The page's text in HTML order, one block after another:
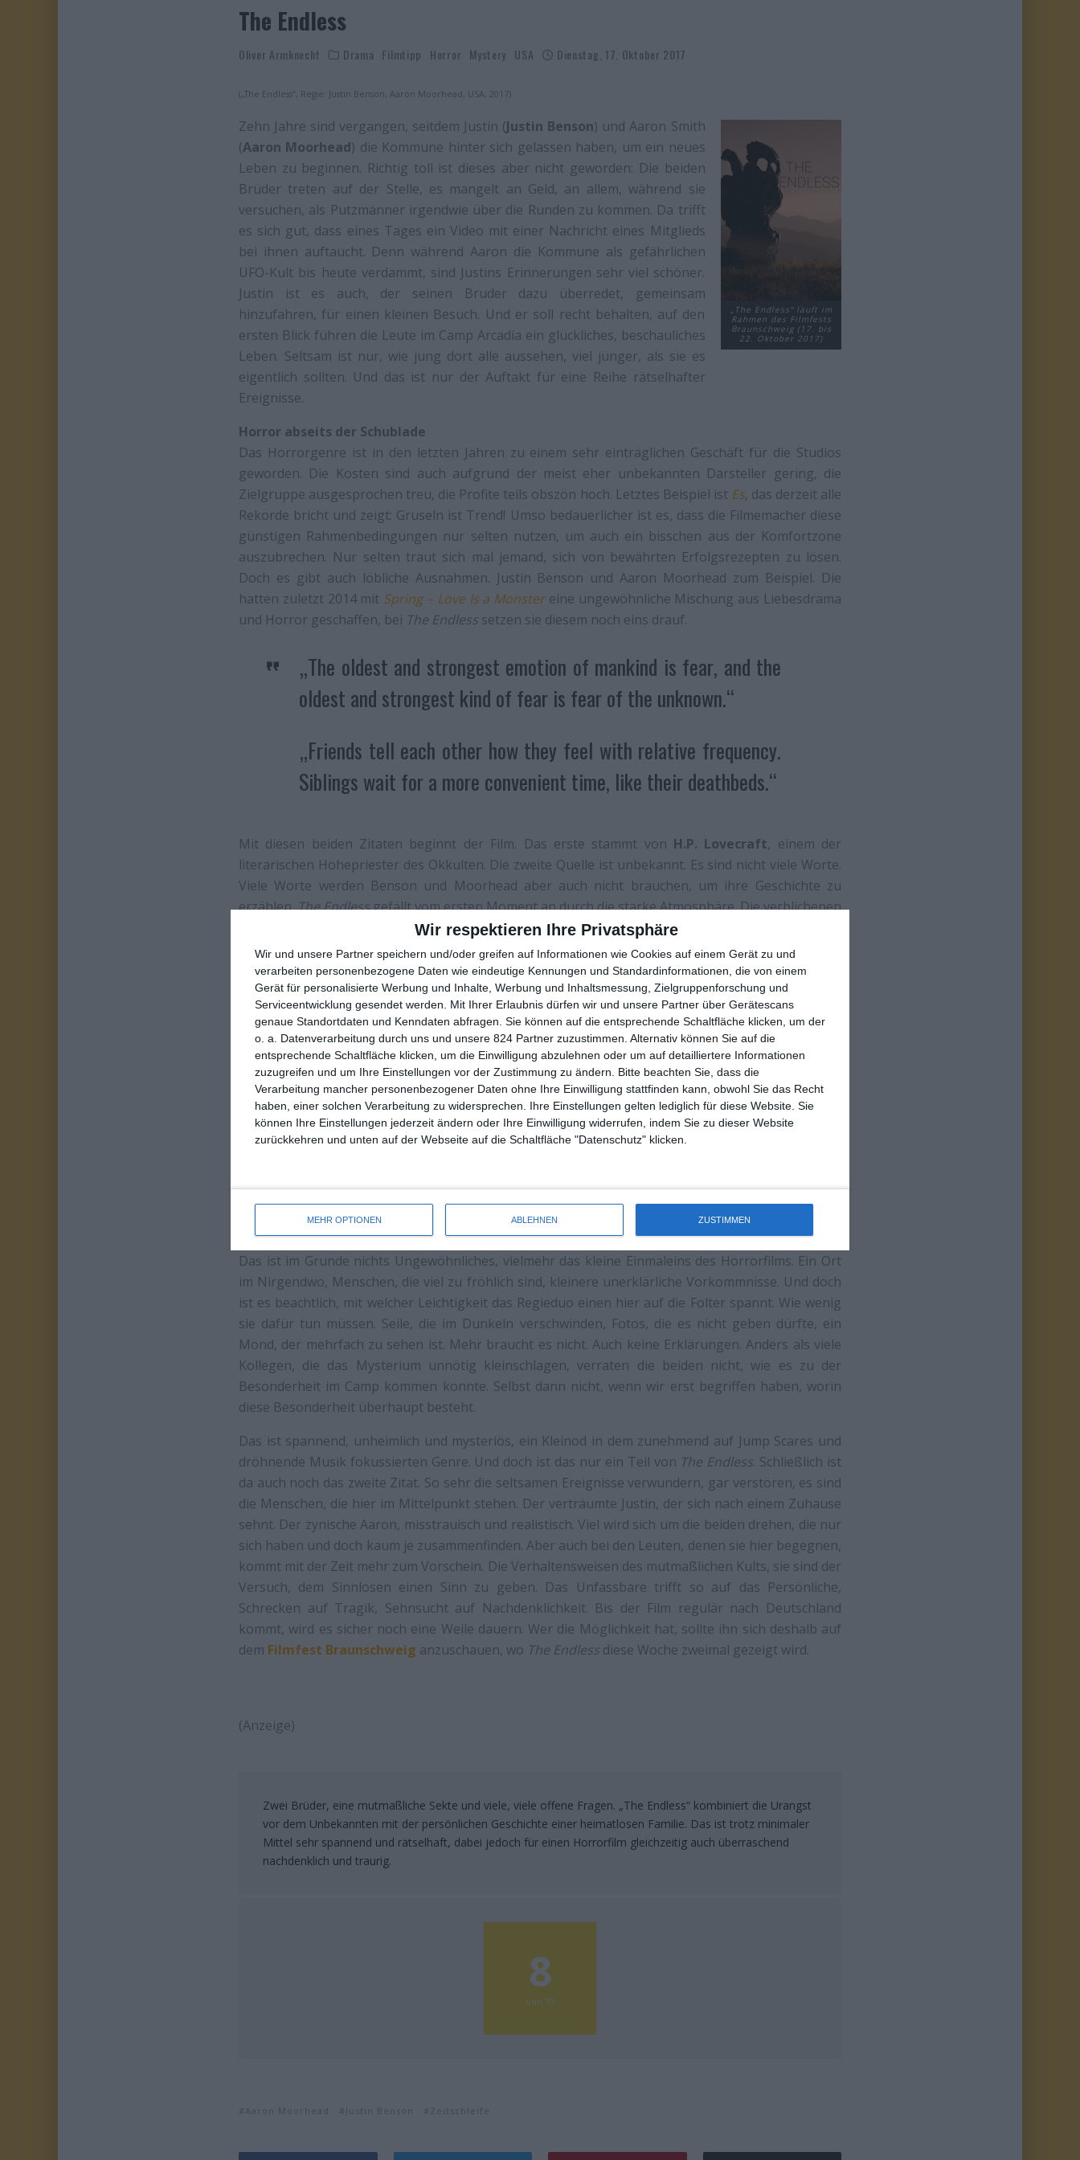
Wir respektieren Ihre Privatsphäre
Wir und unsere Partner speichern und/oder greifen auf Informationen wie Cookies auf einem Gerät zu und
verarbeiten personenbezogene Daten wie eindeutige Kennungen und Standardinformationen, die von einem
Gerät für personalisierte Werbung und Inhalte, Werbung und Inhaltsmessung, Zielgruppenforschung und
Serviceentwicklung gesendet werden.
Mit Ihrer Erlaubnis dürfen wir und unsere Partner über Gerätescans
genaue Standortdaten und Kenndaten abfragen. Sie können auf die entsprechende Schaltfläche klicken, um der
o. a. Datenverarbeitung durch uns und unsere 824 Partner zuzustimmen. Alternativ können Sie auf die
entsprechende Schaltfläche klicken, um die Einwilligung abzulehnen oder um auf detailliertere Informationen
zuzugreifen und um Ihre Einstellungen vor der Zustimmung zu ändern.
Bitte beachten Sie, dass die
Verarbeitung mancher personenbezogener Daten ohne Ihre Einwilligung stattfinden kann, obwohl Sie das Recht
haben, einer solchen Verarbeitung zu widersprechen. Ihre Einstellungen gelten lediglich für diese Website. Sie
können Ihre Einstellungen jederzeit ändern oder Ihre Einwilligung widerrufen, indem Sie zu dieser Website
zurückkehren und unten auf der Webseite auf die Schaltfläche "Datenschutz" klicken.
MEHR OPTIONEN ABLEHNEN ZUSTIMMEN
The Endless
Oliver Armknecht Drama Filmtipp Horror Mystery USA Dienstag, 17. Oktober 2017
(„The Endless“, Regie: Justin Benson, Aaron Moorhead, USA, 2017)
„The Endless“ läuft im
Rahmen des Filmfests
Braunschweig (17. bis
22. Oktober 2017)
Zehn Jahre sind vergangen, seitdem Justin (Justin Benson) und Aaron Smith
(Aaron Moorhead) die Kommune hinter sich gelassen haben, um ein neues
Leben zu beginnen. Richtig toll ist dieses aber nicht geworden: Die beiden
Brüder treten auf der Stelle, es mangelt an Geld, an allem, während sie
versuchen, als Putzmänner irgendwie über die Runden zu kommen. Da trifft
es sich gut, dass eines Tages ein Video mit einer Nachricht eines Mitglieds
bei ihnen auftaucht. Denn während Aaron die Kommune als gefährlichen
UFO-Kult bis heute verdammt, sind Justins Erinnerungen sehr viel schöner.
Justin ist es auch, der seinen Bruder dazu überredet, gemeinsam
hinzufahren, für einen kleinen Besuch. Und er soll recht behalten, auf den
ersten Blick führen die Leute im Camp Arcadia ein glückliches, beschauliches
Leben. Seltsam ist nur, wie jung dort alle aussehen, viel jünger, als sie es
eigentlich sollten. Und das ist nur der Auftakt für eine Reihe rätselhafter
Ereignisse.
Horror abseits der Schublade
Das Horrorgenre ist in den letzten Jahren zu einem sehr einträglichen Geschäft für die Studios
geworden. Die Kosten sind auch aufgrund der meist eher unbekannten Darsteller gering, die
Zielgruppe ausgesprochen treu, die Profite teils obszön hoch. Letztes Beispiel ist Es, das derzeit alle
Rekorde bricht und zeigt: Gruseln ist Trend! Umso bedauerlicher ist es, dass die Filmemacher diese
günstigen Rahmenbedingungen nur selten nutzen, um auch ein bisschen aus der Komfortzone
auszubrechen. Nur selten traut sich mal jemand, sich von bewährten Erfolgsrezepten zu lösen.
Doch es gibt auch löbliche Ausnahmen. Justin Benson und Aaron Moorhead zum Beispiel. Die
hatten zuletzt 2014 mit Spring – Love Is a Monstereine ungewöhnliche Mischung aus Liebesdrama
und Horror geschaffen, bei The Endless setzen sie diesem noch eins drauf.
„The oldest and strongest emotion of mankind is fear, and the
oldest and strongest kind of fear is fear of the unknown.“
„Friends tell each other how they feel with relative frequency.
Siblings wait for a more convenient time, like their deathbeds.“
Mit diesen beiden Zitaten beginnt der Film. Das erste stammt von H.P. Lovecraft, einem der
literarischen Hohepriester des Okkulten. Die zweite Quelle ist unbekannt. Es sind nicht viele Worte.
Viele Worte werden Benson und Moorhead aber auch nicht brauchen, um ihre Geschichte zu
erzählen.The Endlessgefällt vom ersten Moment an durch die starke Atmosphäre. Die verblichenen
Farben der entlegenen Gegend, von der man nie genau sagen kann, wo und wann sie existiert. Ob
sie überhaupt existiert. Dazu gibt es einen zurückhaltenden Score, der nichtsdestotrotz die
rätselhaft-bedrohliche Stimmung unterstützt. Als Zuschauer weiß man hier sofort, dass etwas nicht
stimmt. Spätestens wenn die Brüder sich dem Eingang des Camps nähern und dabei von einem
dauergrinsenden Fremden begrüßt werden. Aber was dieses etwas ist, das bleibt lange unklar.
Zurückhaltend und persönlich
Das ist im Grunde nichts Ungewöhnliches, vielmehr das kleine Einmaleins des Horrorfilms. Ein Ort
im Nirgendwo, Menschen, die viel zu fröhlich sind, kleinere unerklärliche Vorkommnisse. Und doch
ist es beachtlich, mit welcher Leichtigkeit das Regieduo einen hier auf die Folter spannt. Wie wenig
sie dafür tun müssen. Seile, die im Dunkeln verschwinden, Fotos, die es nicht geben dürfte, ein
Mond, der mehrfach zu sehen ist. Mehr braucht es nicht. Auch keine Erklärungen. Anders als viele
Kollegen, die das Mysterium unnötig kleinschlagen, verraten die beiden nicht, wie es zu der
Besonderheit im Camp kommen konnte. Selbst dann nicht, wenn wir erst begriffen haben, worin
diese Besonderheit überhaupt besteht.
Das ist spannend, unheimlich und mysteriös, ein Kleinod in dem zunehmend auf Jump Scares und
dröhnende Musik fokussierten Genre. Und doch ist das nur ein Teil von The Endless. Schließlich ist
da auch noch das zweite Zitat. So sehr die seltsamen Ereignisse verwundern, gar verstören, es sind
die Menschen, die hier im Mittelpunkt stehen. Der verträumte Justin, der sich nach einem Zuhause
sehnt. Der zynische Aaron, misstrauisch und realistisch. Viel wird sich um die beiden drehen, die nur
sich haben und doch kaum je zusammenfinden. Aber auch bei den Leuten, denen sie hier begegnen,
kommt mit der Zeit mehr zum Vorschein. Die Verhaltensweisen des mutmaßlichen Kults, sie sind der
Versuch, dem Sinnlosen einen Sinn zu geben. Das Unfassbare trifft so auf das Persönliche,
Schrecken auf Tragik, Sehnsucht auf Nachdenklichkeit. Bis der Film regulär nach Deutschland
kommt, wird es sicher noch eine Weile dauern. Wer die Möglichkeit hat, sollte ihn sich deshalb auf
dem Filmfest Braunschweig anzuschauen, wo The Endless diese Woche zweimal gezeigt wird.
(Anzeige)
Zwei Brüder, eine mutmaßliche Sekte und viele, viele offene Fragen. „The Endless“ kombiniert die Urangst
vor dem Unbekannten mit der persönlichen Geschichte einer heimatlosen Familie. Das ist trotz minimaler
Mittel sehr spannend und rätselhaft, dabei jedoch für einen Horrorfilm gleichzeitig auch überraschend
nachdenklich und traurig.
8
von 10
Aaron Moorhead Justin Benson Zeitschleife